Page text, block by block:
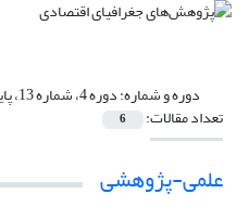
دوره و شماره:دوره 4، شماره 13، پاییز 1402 (پاییز 1402)
تعداد مقالات: 6
علمی-پژوهشی